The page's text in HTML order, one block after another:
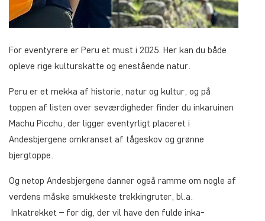
For eventyrere er Peru et must i 2025. Her kan du både
opleve rige kulturskatte og enestående natur.
Peru er et mekka af historie, natur og kultur, og på
toppen af listen over seværdigheder finder du inkaruinen
Machu Picchu, der ligger eventyrligt placeret i
Andesbjergene omkranset af tågeskov og grønne
bjergtoppe.
Og netop Andesbjergene danner også ramme om nogle af
verdens måske smukkeste trekkingruter, bl.a.
Inkatrekket – for dig, der vil have den fulde inka-